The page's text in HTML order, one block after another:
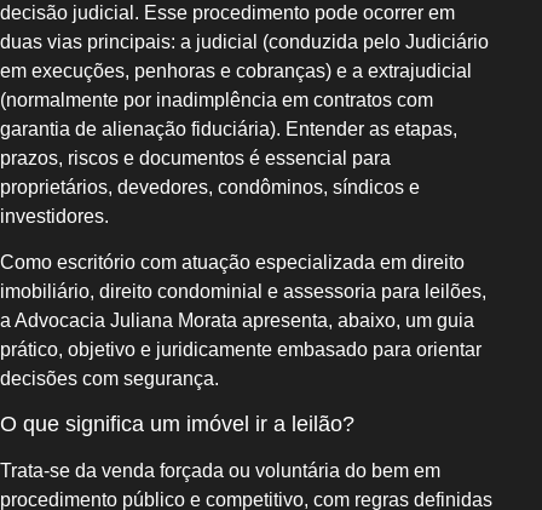
decisão judicial. Esse procedimento pode ocorrer em
duas vias principais: a judicial (conduzida pelo Judiciário
em execuções, penhoras e cobranças) e a extrajudicial
(normalmente por inadimplência em contratos com
garantia de alienação fiduciária). Entender as etapas,
prazos, riscos e documentos é essencial para
proprietários, devedores, condôminos, síndicos e
investidores.
Como escritório com atuação especializada em direito
imobiliário, direito condominial e assessoria para leilões,
a Advocacia Juliana Morata apresenta, abaixo, um guia
prático, objetivo e juridicamente embasado para orientar
decisões com segurança.
O que significa um imóvel ir a leilão?
Trata-se da venda forçada ou voluntária do bem em
procedimento público e competitivo, com regras definidas